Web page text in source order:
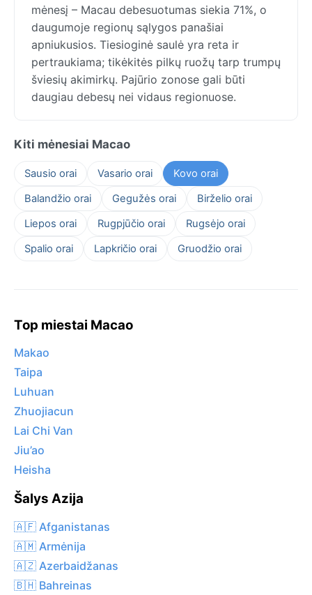
mėnesį – Macau debesuotumas siekia 71%, o
daugumoje regionų sąlygos panašiai
apniukusios. Tiesioginė saulė yra reta ir
pertraukiama; tikėkitės pilkų ruožų tarp trumpų
šviesių akimirkų. Pajūrio zonose gali būti
daugiau debesų nei vidaus regionuose.
Kiti mėnesiai Macao
Sausio orai Vasario orai
Kovo orai
Balandžio orai
Gegužės orai
Birželio orai
Liepos orai
Rugpjūčio orai
Rugsėjo orai
Spalio orai
Lapkričio orai Gruodžio orai
Top miestai Macao
Makao
Taipa
Luhuan
Zhuojiacun
Lai Chi Van
Jiu’ao
Heisha
Šalys Azija
🇦🇫 Afganistanas
🇦🇲 Armėnija
🇦🇿 Azerbaidžanas
🇧🇭 Bahreinas